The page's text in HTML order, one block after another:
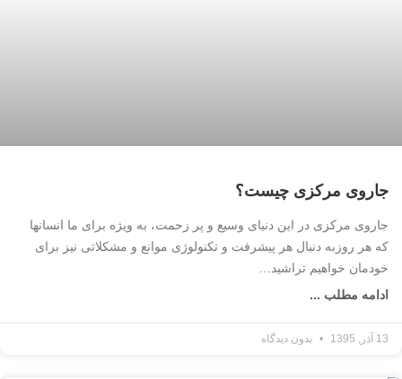
جاروی مرکزی چیست؟
جاروی مرکزی در این دنیای وسیع و پر زحمت، به ویژه برای ما انسانها
که هر روزبه دنبال هر پیشرفت و تکنولوژی موانع و مشکلاتی نیز برای
خودمان خواهیم تراشید…
ادامه مطلب ...
13 آذر, 1395 بدون دیدگاه